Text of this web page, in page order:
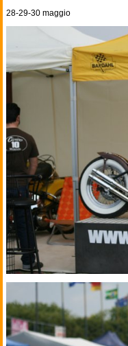
28-29-30 maggio